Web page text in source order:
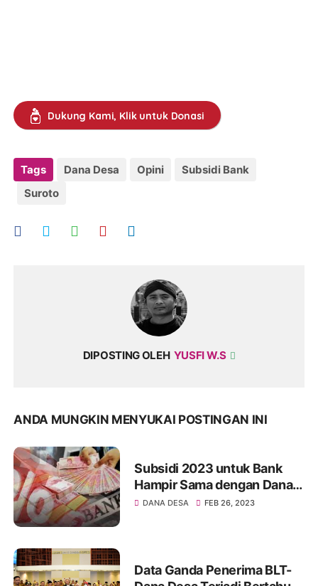
Dukung Kami, Klik untuk Donasi
Tags Dana Desa Opini
Subsidi Bank
Suroto
DIPOSTING OLEH YUSFI W.S
ANDA MUNGKIN MENYUKAI POSTINGAN INI
Subsidi 2023 untuk Bank
Hampir Sama dengan Dana
Desa
DANA DESA FEB 26, 2023
Data Ganda Penerima BLT-